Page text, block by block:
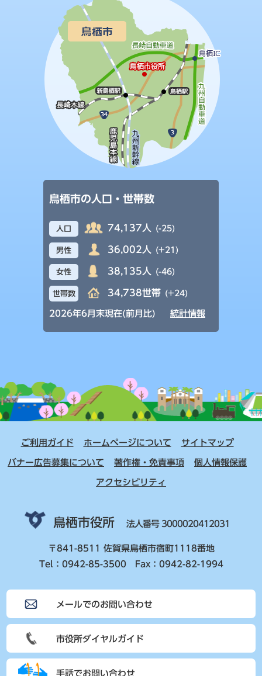
鳥栖市の人口・世帯数
人口 74,137人 (-25)
男性 36,002人 (+21)
女性 38,135人 (-46)
世帯数 34,738世帯 (+24)
2026年6月末現在(前月比) 統計情報
ご利用ガイド ホームページについて サイトマップ
バナー広告募集について 著作権・免責事項 個人情報保護
アクセシビリティ
鳥栖市役所 法人番号 3000020412031
〒841-8511 佐賀県鳥栖市宿町1118番地
Tel：0942-85-3500 Fax：0942-82-1994
メールでのお問い合わせ
市役所ダイヤルガイド
手話でお問い合わせ